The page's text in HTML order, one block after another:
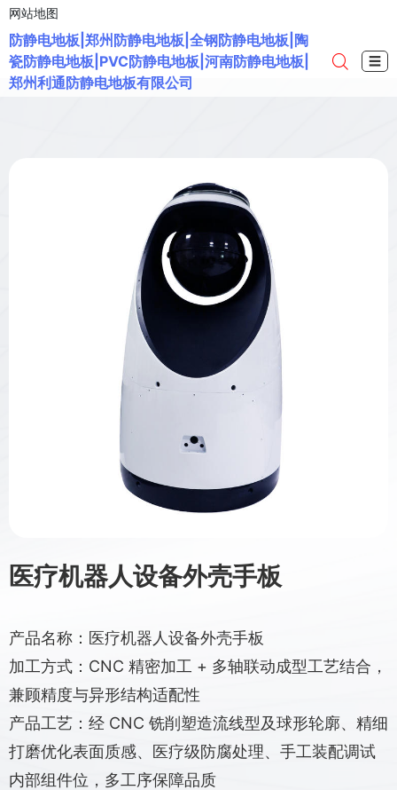
网站地图
防静电地板|郑州防静电地板|全钢防静电地板|陶
瓷防静电地板|PVC防静电地板|河南防静电地板|
郑州利通防静电地板有限公司
☰
医疗机器人设备外壳手板
产品名称：医疗机器人设备外壳手板
加工方式：CNC 精密加工 + 多轴联动成型工艺结合，
兼顾精度与异形结构适配性
产品工艺：经 CNC 铣削塑造流线型及球形轮廓、精细
打磨优化表面质感、医疗级防腐处理、手工装配调试
内部组件位，多工序保障品质